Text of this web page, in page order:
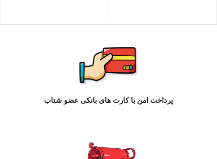
پرداخت امن با کارت های بانکی عضو شتاب